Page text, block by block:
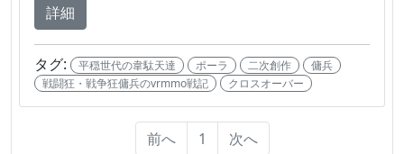
詳細
タグ: 平穏世代の韋駄天達 ポーラ 二次創作
傭兵
戦闘狂・戦争狂傭兵のvrmmo戦記
クロスオーバー
前へ 1 次へ